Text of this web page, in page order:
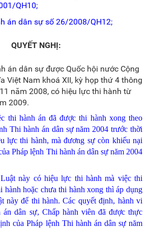
QH10;
án dân sự số 26/2008/QH12;
QUYẾT NGHỊ:
án dân sự được Quốc hội nước Cộng
Việt Nam khoá XII, kỳ họp thứ 4 thông
năm 2008, có hiệu lực thi hành từ
2009.
thi hành án đã được thi hành xong theo
Thi hành án dân sự năm 2004 trước thời
lực thi hành, mà đương sự còn khiếu nại
Pháp lệnh Thi hành án dân sự năm 2004
này có hiệu lực thi hành mà việc thi
hành hoặc chưa thi hành xong thì áp dụng
này để thi hành. Các quyết định, hành vi
án dân sự, Chấp hành viên đã được thực
của Pháp lệnh Thi hành án dân sự năm